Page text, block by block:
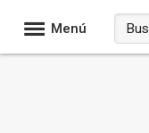
Menú